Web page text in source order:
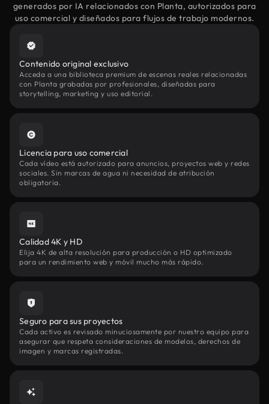
generados por IA relacionados con Planta, autorizados para
uso comercial y diseñados para flujos de trabajo modernos.
Contenido original exclusivo
Acceda a una biblioteca premium de escenas reales relacionadas
con Planta grabadas por profesionales, diseñadas para
storytelling, marketing y uso editorial.
Licencia para uso comercial
Cada vídeo está autorizado para anuncios, proyectos web y redes
sociales. Sin marcas de agua ni necesidad de atribución
obligatoria.
Calidad 4K y HD
Elija 4K de alta resolución para producción o HD optimizado
para un rendimiento web y móvil mucho más rápido.
Seguro para sus proyectos
Cada activo es revisado minuciosamente por nuestro equipo para
asegurar que respeta consideraciones de modelos, derechos de
imagen y marcas registradas.